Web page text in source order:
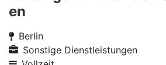
en
Berlin
Sonstige Dienstleistungen